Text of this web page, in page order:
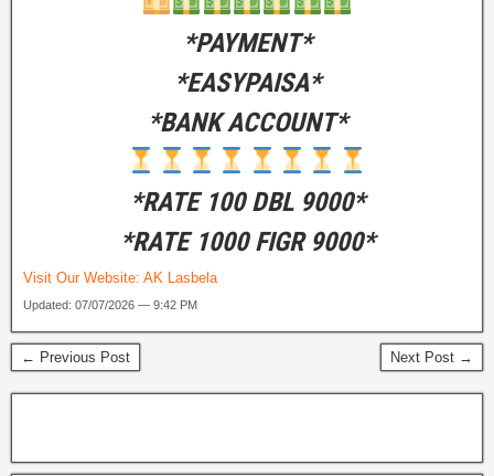
*PAYMENT*
*EASYPAISA*
*BANK ACCOUNT*
*RATE 100 DBL 9000*
*RATE 1000 FIGR 9000*
Visit Our Website: AK Lasbela
Updated: 07/07/2026 — 9:42 PM
← Previous Post Next Post →